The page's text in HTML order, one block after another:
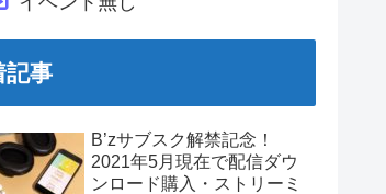
記事
B’zサブスク解禁記念！
2021年5月現在で配信ダウ
ンロード購入・ストリーミ